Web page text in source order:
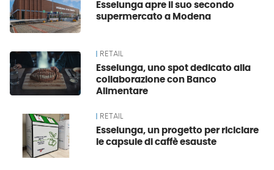
Esselunga apre il suo secondo
supermercato a Modena
RETAIL
Esselunga, uno spot dedicato alla
collaborazione con Banco
Alimentare
RETAIL
Esselunga, un progetto per riciclare
le capsule di caffè esauste